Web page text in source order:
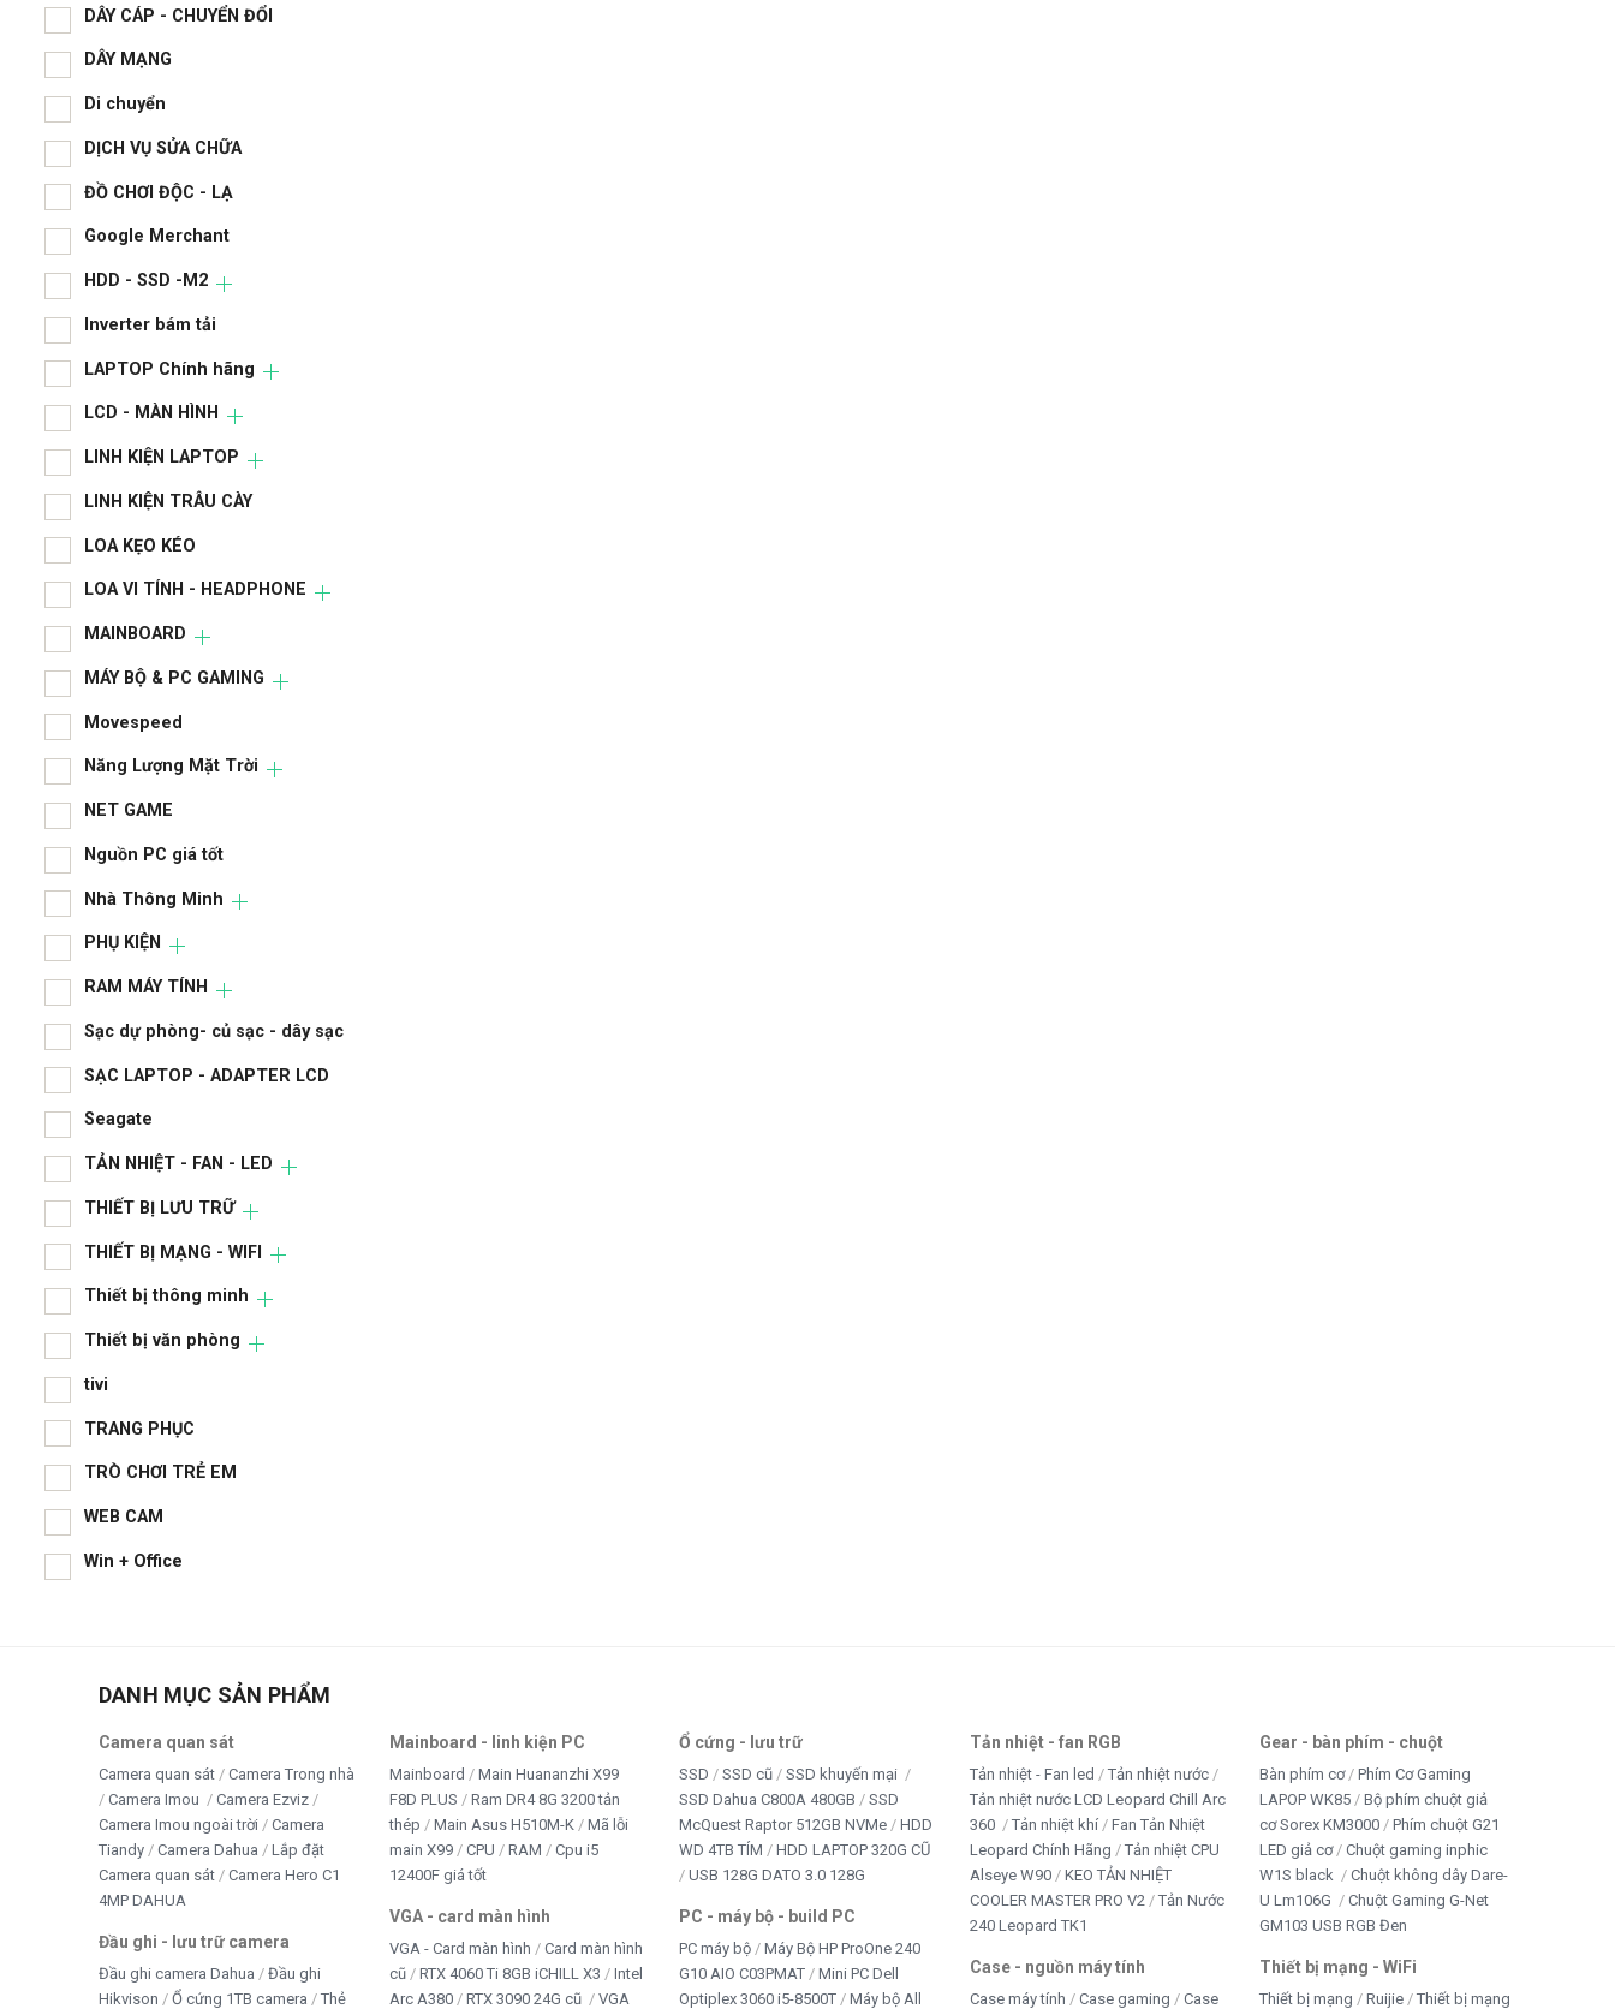
DÂY CÁP - CHUYỂN ĐỔI
DÂY MẠNG
Di chuyển
DỊCH VỤ SỬA CHỮA
ĐỒ CHƠI ĐỘC - LẠ
Google Merchant
HDD - SSD -M2
Inverter bám tải
LAPTOP Chính hãng
LCD - MÀN HÌNH
LINH KIỆN LAPTOP
LINH KIỆN TRÂU CÀY
LOA KẸO KÉO
LOA VI TÍNH - HEADPHONE
MAINBOARD
MÁY BỘ & PC GAMING
Movespeed
Năng Lượng Mặt Trời
NET GAME
Nguồn PC giá tốt
Nhà Thông Minh
PHỤ KIỆN
RAM MÁY TÍNH
Sạc dự phòng- củ sạc - dây sạc
SẠC LAPTOP - ADAPTER LCD
Seagate
TẢN NHIỆT - FAN - LED
THIẾT BỊ LƯU TRỮ
THIẾT BỊ MẠNG - WIFI
Thiết bị thông minh
Thiết bị văn phòng
tivi
TRANG PHỤC
TRÒ CHƠI TRẺ EM
WEB CAM
Win + Office
TRÒ CHƠI TRẺ EM
WEB CAM
DANH MỤC SẢN PHẨM
Camera quan sát
Camera quan sát
Camera Trong nhà
Camera Imou
Camera Ezviz
Camera Imou ngoài trời
Camera
Tiandy
Camera Dahua
Lắp đặt
Camera quan sát
Camera Hero C1
4MP DAHUA
Đầu ghi - lưu trữ camera
Đầu ghi camera Dahua
Đầu ghi
Hikvison
Ổ cứng 1TB camera
Thẻ
Mainboard - linh kiện PC
Mainboard
Main Huananzhi X99
F8D PLUS
Ram DR4 8G 3200 tản
thép
Main Asus H510M-K
Mã lỗi
main X99
CPU RAM
Cpu i5
12400F giá tốt
VGA - card màn hình
VGA - Card màn hình
Card màn hình
cũ
RTX 4060 Ti 8GB iCHILL X3
Intel
Arc A380
RTX 3090 24G cũ
VGA
Ổ cứng - lưu trữ
SSD SSD cũ
SSD khuyến mại
SSD Dahua C800A 480GB
SSD
McQuest Raptor 512GB NVMe
HDD
WD 4TB TÍM
HDD LAPTOP 320G CŨ
USB 128G DATO 3.0 128G
PC - máy bộ - build PC
PC máy bộ
Máy Bộ HP ProOne 240
G10 AIO C03PMAT
Mini PC Dell
Optiplex 3060 i5-8500T
Máy bộ All
Tản nhiệt - fan RGB
Tản nhiệt - Fan led
Tản nhiệt nước
Tản nhiệt nước LCD Leopard Chill Arc
360
Tản nhiệt khí
Fan Tản Nhiệt
Leopard Chính Hãng
Tản nhiệt CPU
Alseye W90
KEO TẢN NHIỆT
COOLER MASTER PRO V2
Tản Nước
240 Leopard TK1
Case - nguồn máy tính
Case máy tính Case gaming
Case
Gear - bàn phím - chuột
Bàn phím cơ
Phím Cơ Gaming
LAPOP WK85
Bộ phím chuột giả
cơ Sorex KM3000
Phím chuột G21
LED giả cơ
Chuột gaming inphic
W1S black
Chuột không dây Dare-
U Lm106G
Chuột Gaming G-Net
GM103 USB RGB Đen
Thiết bị mạng - WiFi
Thiết bị mạng Ruijie
Thiết bị mạng